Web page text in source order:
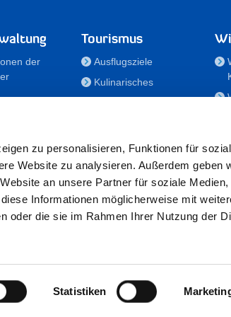
zu personalisieren, Funktionen für
Website zu analysieren. Außerdem geben
an unsere Partner für soziale Medien,
Informationen möglicherweise mit
oder die sie im Rahmen Ihrer Nutzung der
Statistiken
der
Downloads
Tourismus
Ausflugsziele
Kulinarisches
Veranstaltungen
04821/69-0 · Fax: 04821/699-356 · E-Mail:
·Impressum Hinweisgeberschutzgesetz